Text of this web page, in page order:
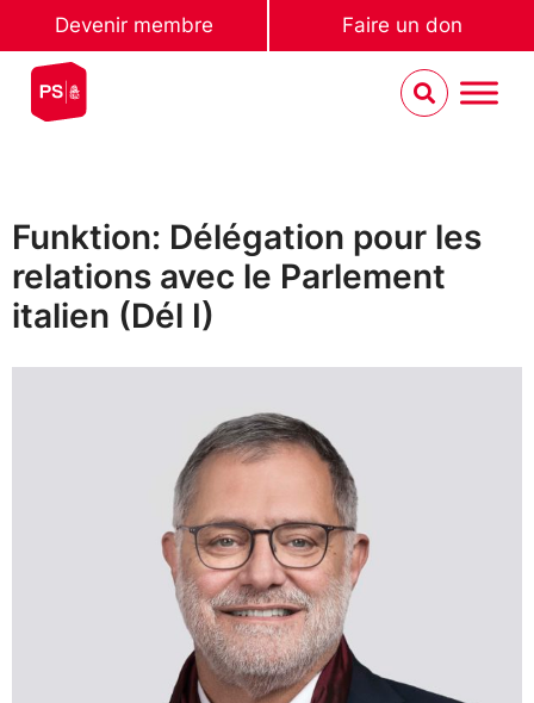
Devenir membre Faire un don
Funktion: Délégation pour les
relations avec le Parlement
italien (Dél I)